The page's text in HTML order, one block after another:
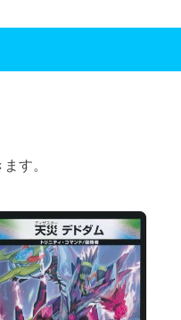
す。